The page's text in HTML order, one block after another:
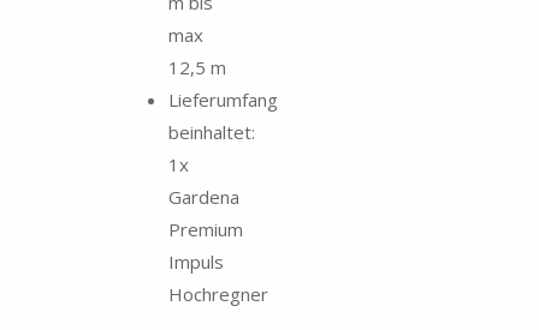
max
12,5 m
Lieferumfang
beinhaltet:
1x
Gardena
Premium
Impuls
Hochregner